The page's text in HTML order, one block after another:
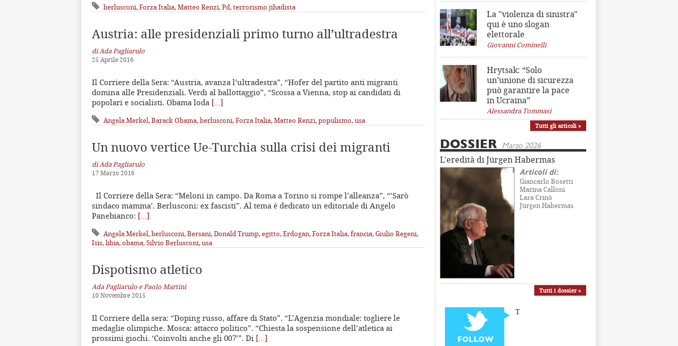
berlusconi,Forza Italia,Matteo Renzi,Pd,terrorismo jihadista
Austria: alle presidenziali primo turno all’ultradestra
di Ada Pagliarulo
25 Aprile 2016
Il Corriere della Sera: “Austria, avanza l’ultradestra”, “Hofer del partito anti migranti
domina alle Presidenziali. Verdi al ballottaggio”, “Scossa a Vienna, stop ai candidati di
popolari e socialisti. Obama loda […]
Angela Merkel,Barack Obama,berlusconi,Forza Italia,Matteo Renzi,populismo,usa
Un nuovo vertice Ue-Turchia sulla crisi dei migranti
di Ada Pagliarulo
17 Marzo 2016
Il Corriere della Sera: “Meloni in campo. Da Roma a Torino si rompe l’alleanza”, “’Sarò
sindaco mamma’. Berlusconi: ex fascisti”. Al tema è dedicato un editoriale di Angelo
Panebianco: […]
Angela Merkel,berlusconi,Bersani,Donald Trump,egitto,Erdogan,Forza Italia,francia,Giulio Regeni,
Isis,libia,obama,Silvio Berlusconi,usa
Dispotismo atletico
Ada Pagliarulo e Paolo Martini
10 Novembre 2015
Il Corriere della sera: “Doping russo, affare di Stato”. “L’Agenzia mondiale: togliere le
medaglie olimpiche. Mosca: attacco politico”. “Chiesta la sospensione dell’atletica ai
prossimi giochi. ‘Coinvolti anche gli 007’”. Di […]
La "violenza di sinistra"
qui è uno slogan
elettorale
Giovanni Cominelli
Hrytsak: “Solo
un’unione di sicurezza
può garantire la pace
in Ucraina”
Alessandra Tommasi
Tutti gli articoli »
DOSSIER Marzo 2026
L'eredità di Jürgen Habermas
Articoli di:
Giancarlo Bosetti
Marina Calloni
Lara Crinò
Jürgen Habermas
Tutti i dossier »
T